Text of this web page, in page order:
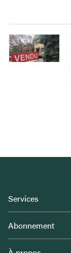
Services
Abonnement